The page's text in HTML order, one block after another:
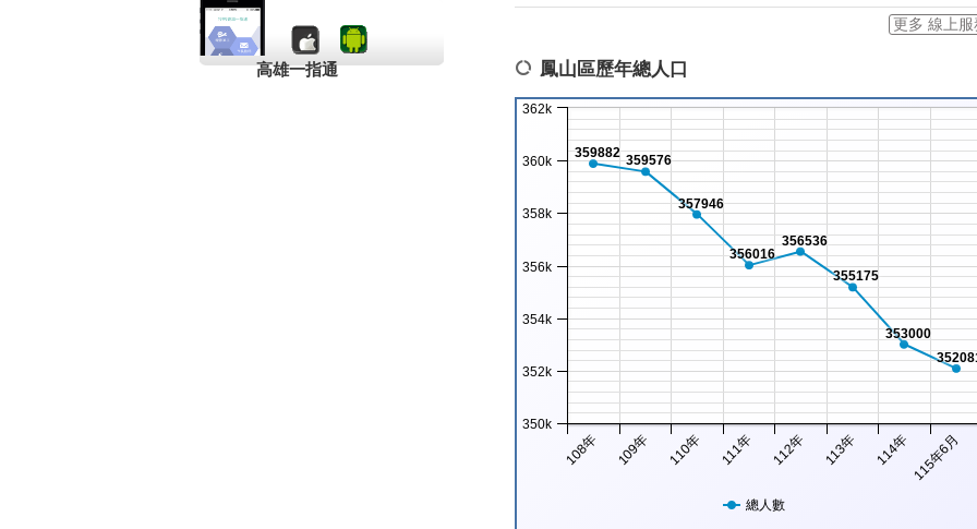
高雄一指通
更多 線上
鳳山區歷年總人口
359882 359576
357946
356016
356536
355175
353000
總人數
108年 109年 110年 111年 112年 113年 114年 115年6月
350k
352k
354k
356k
358k
360k
362k